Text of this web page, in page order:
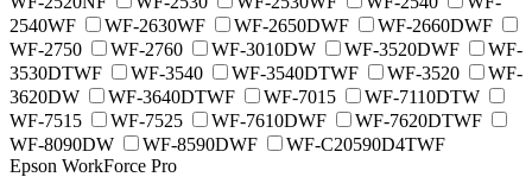
2540WF
WF-2630WF WF-2650DWF
WF-2660DWF
WF-2750
WF-2760 WF-3010DW WF-3520DWF
WF-
3530DTWF
WF-3540 WF-3540DTWF WF-3520
WF-
3620DW
WF-3640DTWF WF-7015
WF-7110DTW
WF-7515
WF-7525 WF-7610DWF
WF-7620DTWF
WF-8090DW
WF-8590DWF
WF-C20590D4TWF
Epson WorkForce Pro